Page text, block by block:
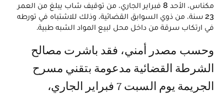
مكناس، الأحد 8 فبراير الجاري، من توقيف شاب يبلغ من العمر
23 سنة، من ذوي السوابق القضائية، وذلك للاشتباه في تورطه
في ارتكاب سرقة من داخل محل لبيع المواد الشبه طبية.
وحسب مصدر أمني، فقد باشرت مصالح
الشرطة القضائية مدعومة بتقني مسرح
الجريمة يوم السبت 7 فبراير الجاري،